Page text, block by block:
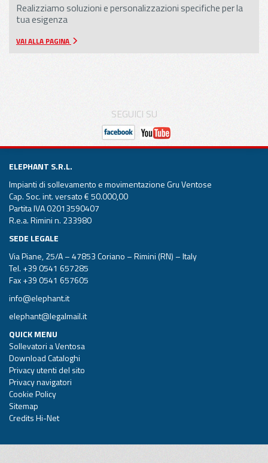
Realizziamo soluzioni e personalizzazioni specifiche per la
tua esigenza
VAI ALLA PAGINA
SEGUICI SU
ELEPHANT S.R.L.
Impianti di sollevamento e movimentazione Gru Ventose
Cap. Soc. int. versato € 50.000,00
Partita IVA 02013590407
R.e.a. Rimini n. 233980
SEDE LEGALE
Via Piane, 25/A – 47853 Coriano – Rimini (RN) – Italy
Tel. +39 0541 657285
Fax +39 0541 657605
info@elephant.it
elephant@legalmail.it
QUICK MENU
Sollevatori a Ventosa
Download Cataloghi
Privacy utenti del sito
Privacy navigatori
Cookie Policy
Sitemap
Credits Hi-Net